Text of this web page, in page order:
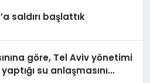
saldırı başlattık
göre, Tel Aviv yönetimi
su anlaşmasını